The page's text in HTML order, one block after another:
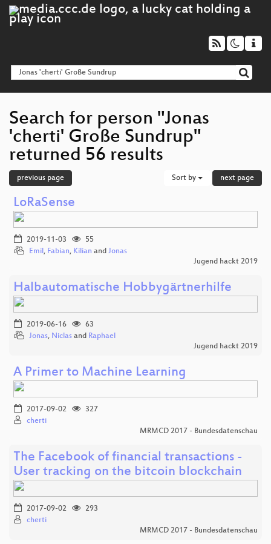
Search for person "Jonas
'cherti' Große Sundrup"
returned 56 results
previous page Sort by next page
LoRaSense
2019-11-03
55
Emil, Fabian, Kilian and Jonas
Jugend hackt 2019
Halbautomatische Hobbygärtnerhilfe
2019-06-16
63
Jonas, Niclas and Raphael
Jugend hackt 2019
A Primer to Machine Learning
2017-09-02
327
cherti
MRMCD 2017 - Bundesdatenschau
The Facebook of financial transactions -
User tracking on the bitcoin blockchain
2017-09-02
293
cherti
MRMCD 2017 - Bundesdatenschau